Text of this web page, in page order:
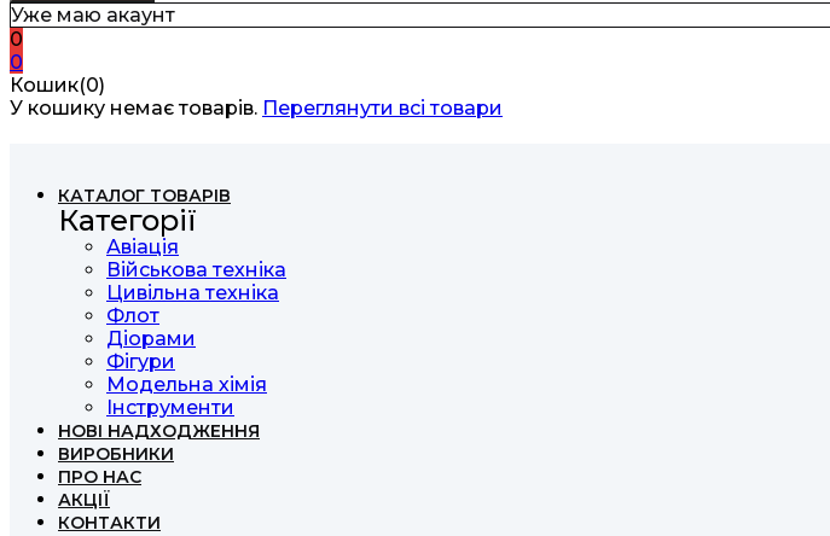
Уже маю акаунт
0
0
Кошик(0)
У кошику немає товарів. Переглянути всі товари
КАТАЛОГ ТОВАРІВ
Категорії
Авіація
Військова техніка
Цивільна техніка
Флот
Діорами
Фігури
Модельна хімія
Інструменти
НОВІ НАДХОДЖЕННЯ
ВИРОБНИКИ
ПРО НАС
АКЦІЇ
КОНТАКТИ